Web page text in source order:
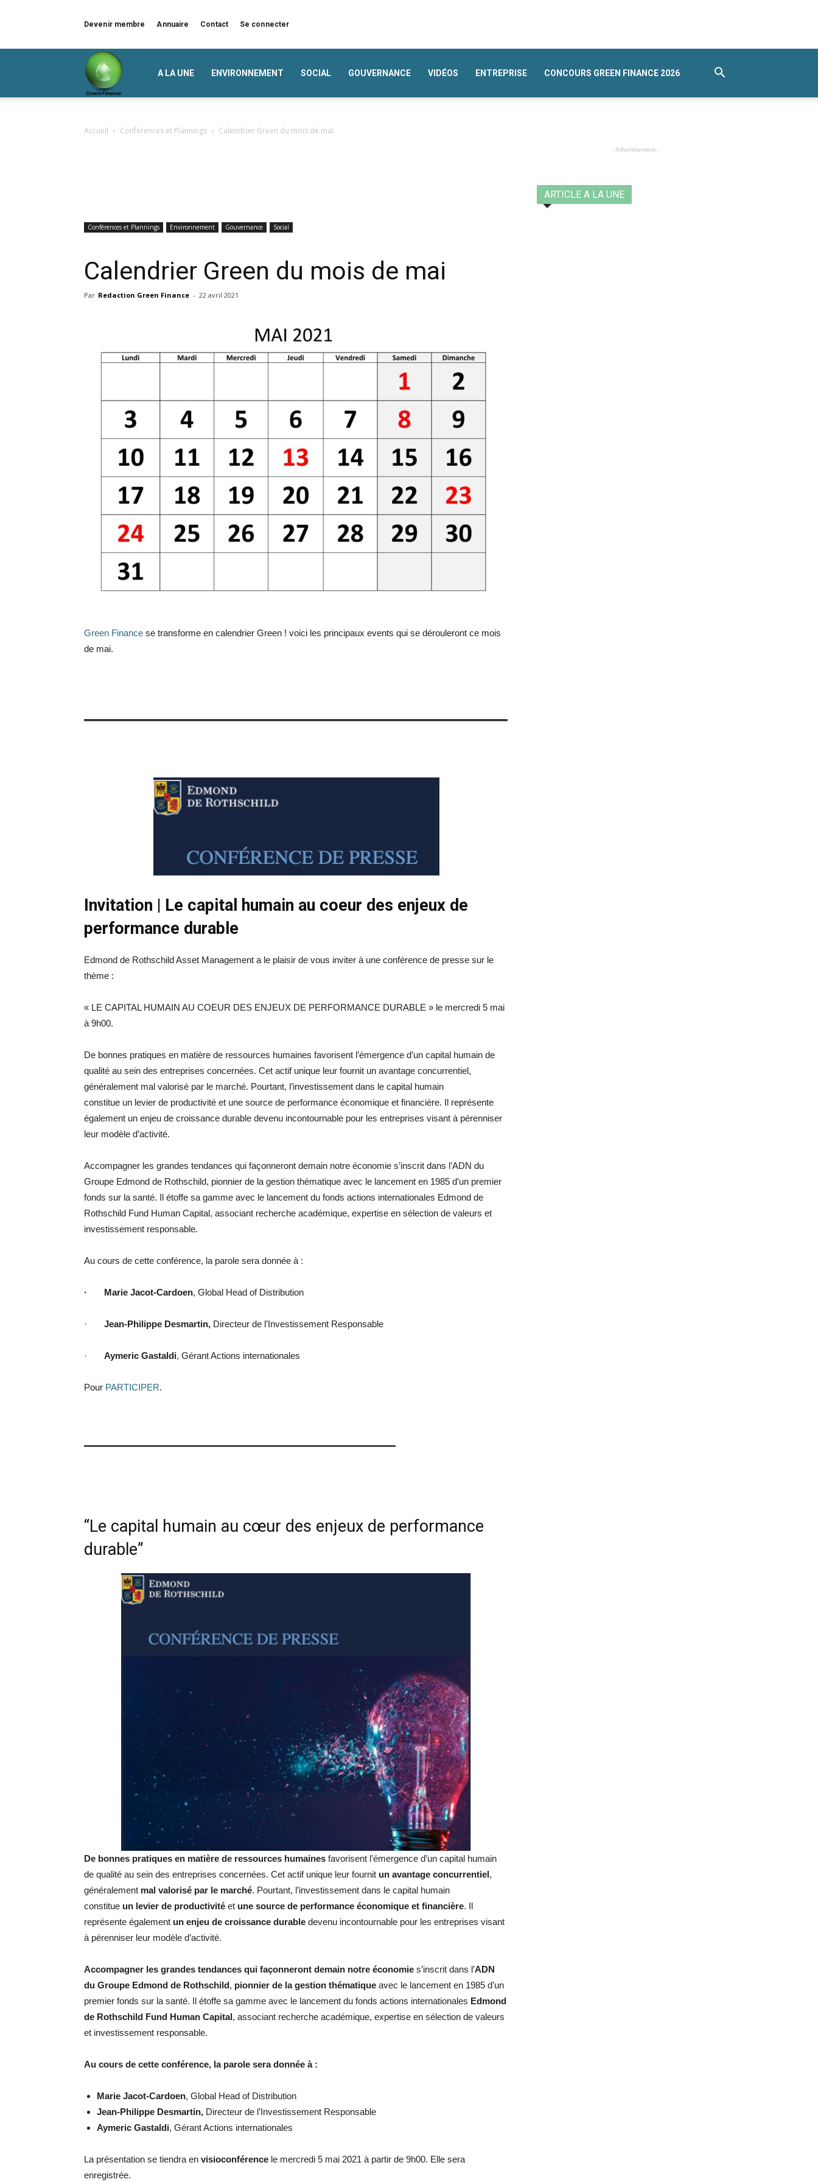
Devenir membre Annuaire Contact Se connecter
A LA UNE ENVIRONNEMENT SOCIAL GOUVERNANCE VIDÉOS ENTREPRISE CONCOURS GREEN FINANCE 2026
Accueil Conférences et Plannings Calendrier Green du mois de mai
Conférences et Plannings Environnement Gouvernance Social
Calendrier Green du mois de mai
Par Redaction Green Finance - 22 avril 2021
Green Finance se transforme en calendrier Green ! voici les principaux events qui se dérouleront ce mois
de mai.
Invitation | Le capital humain au coeur des enjeux de
performance durable
Edmond de Rothschild Asset Management a le plaisir de vous inviter à une conférence de presse sur le
thème :
« LE CAPITAL HUMAIN AU COEUR DES ENJEUX DE PERFORMANCE DURABLE » le mercredi 5 mai
à 9h00.
De bonnes pratiques en matière de ressources humaines favorisent l’émergence d’un capital humain de
qualité au sein des entreprises concernées. Cet actif unique leur fournit un avantage concurrentiel,
généralement mal valorisé par le marché. Pourtant, l’investissement dans le capital humain
constitue un levier de productivité et une source de performance économique et financière. Il représente
également un enjeu de croissance durable devenu incontournable pour les entreprises visant à pérenniser
leur modèle d’activité.
Accompagner les grandes tendances qui façonneront demain notre économie s’inscrit dans l’ADN du
Groupe Edmond de Rothschild, pionnier de la gestion thématique avec le lancement en 1985 d’un premier
fonds sur la santé. Il étoffe sa gamme avec le lancement du fonds actions internationales Edmond de
Rothschild Fund Human Capital, associant recherche académique, expertise en sélection de valeurs et
investissement responsable.
Au cours de cette conférence, la parole sera donnée à :
· Marie Jacot-Cardoen, Global Head of Distribution
· Jean-Philippe Desmartin, Directeur de l’Investissement Responsable
· Aymeric Gastaldi, Gérant Actions internationales
Pour PARTICIPER.
“Le capital humain au cœur des enjeux de performance
durable”
De bonnes pratiques en matière de ressources humaines favorisent l’émergence d’un capital humain
de qualité au sein des entreprises concernées. Cet actif unique leur fournit un avantage concurrentiel,
généralement mal valorisé par le marché. Pourtant, l’investissement dans le capital humain
constitue un levier de productivité et une source de performance économique et financière. Il
représente également un enjeu de croissance durable devenu incontournable pour les entreprises visant
à pérenniser leur modèle d’activité.
Accompagner les grandes tendances qui façonneront demain notre économie s’inscrit dans l’ADN
du Groupe Edmond de Rothschild, pionnier de la gestion thématique avec le lancement en 1985 d’un
premier fonds sur la santé. Il étoffe sa gamme avec le lancement du fonds actions internationales Edmond
de Rothschild Fund Human Capital, associant recherche académique, expertise en sélection de valeurs
et investissement responsable.
Au cours de cette conférence, la parole sera donnée à :
Marie Jacot-Cardoen, Global Head of Distribution
Jean-Philippe Desmartin, Directeur de l’Investissement Responsable
Aymeric Gastaldi, Gérant Actions internationales
La présentation se tiendra en visioconférence le mercredi 5 mai 2021 à partir de 9h00. Elle sera
enregistrée.
- Advertisement -
ARTICLE A LA UNE